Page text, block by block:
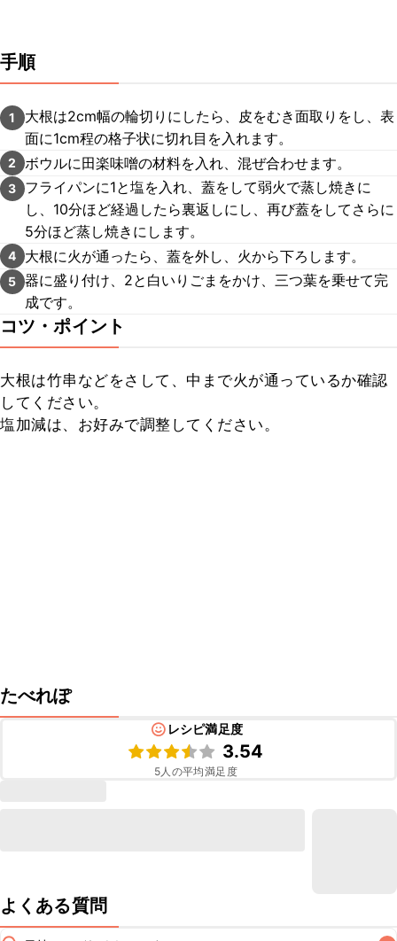
手順
1
大根は2cm幅の輪切りにしたら、皮をむき面取りをし、表
面に1cm程の格子状に切れ目を入れます。
2 ボウルに田楽味噌の材料を入れ、混ぜ合わせます。
3
フライパンに1と塩を入れ、蓋をして弱火で蒸し焼きに
し、10分ほど経過したら裏返しにし、再び蓋をしてさらに
5分ほど蒸し焼きにします。
4 大根に火が通ったら、蓋を外し、火から下ろします。
5 器に盛り付け、2と白いりごまをかけ、三つ葉を乗せて完
成です。
コツ・ポイント
大根は竹串などをさして、中まで火が通っているか確認
してください。
塩加減は、お好みで調整してください。
たべれぽ
レシピ満足度
3.54
5人の平均満足度
よくある質問